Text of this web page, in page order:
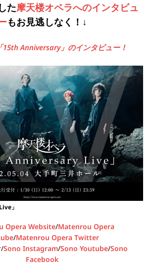
た摩天楼オペラへのインタビュ
もお見逃しなく！↓
15th Anniversary」のインタビュー！
」
Opera Website/Matenrou Opera
/Matenrou Opera Twitter
/Sono Instagram/Sono Youtube/Sono
Facebook